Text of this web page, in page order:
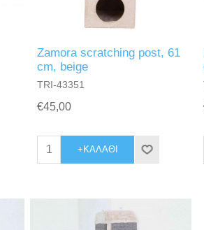
Zamora scratching post, 61
cm, beige
TRI-43351
€45,00
+ΚΑΛΆΘΙ